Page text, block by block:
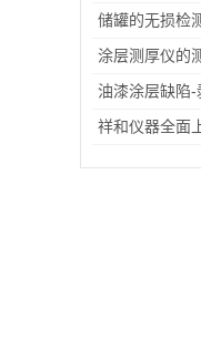
储罐的无损检
涂层测厚仪的
油漆涂层缺陷
祥和仪器全面